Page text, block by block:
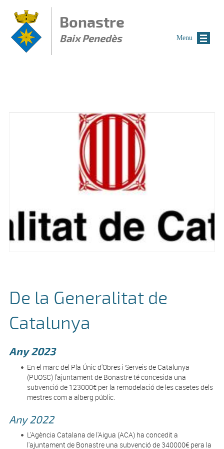
Bonastre
Baix Penedès
De la Generalitat de
Catalunya
Any 2023
En el marc del Pla Únic d'Obres i Serveis de Catalunya
(PUOSC) l'ajuntament de Bonastre té concesida una
subvenció de 123000€ per la remodelació de les casetes dels
mestres com a alberg públic.
Any 2022
L'Agència Catalana de l'Aigua (ACA) ha concedit a
l'ajuntament de Bonastre una subvenció de 340000€ pera la
Menu